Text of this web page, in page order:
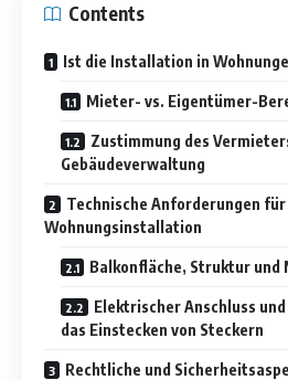
Contents
Ist die Installation in
Mieter- vs. Eigentümer-
Zustimmung des
Gebäudeverwaltung
Technische Anforderungen für
Wohnungsinstallation
Balkonfläche, Struktur und
Elektrischer Anschluss
das Einstecken von Steckern
Rechtliche und